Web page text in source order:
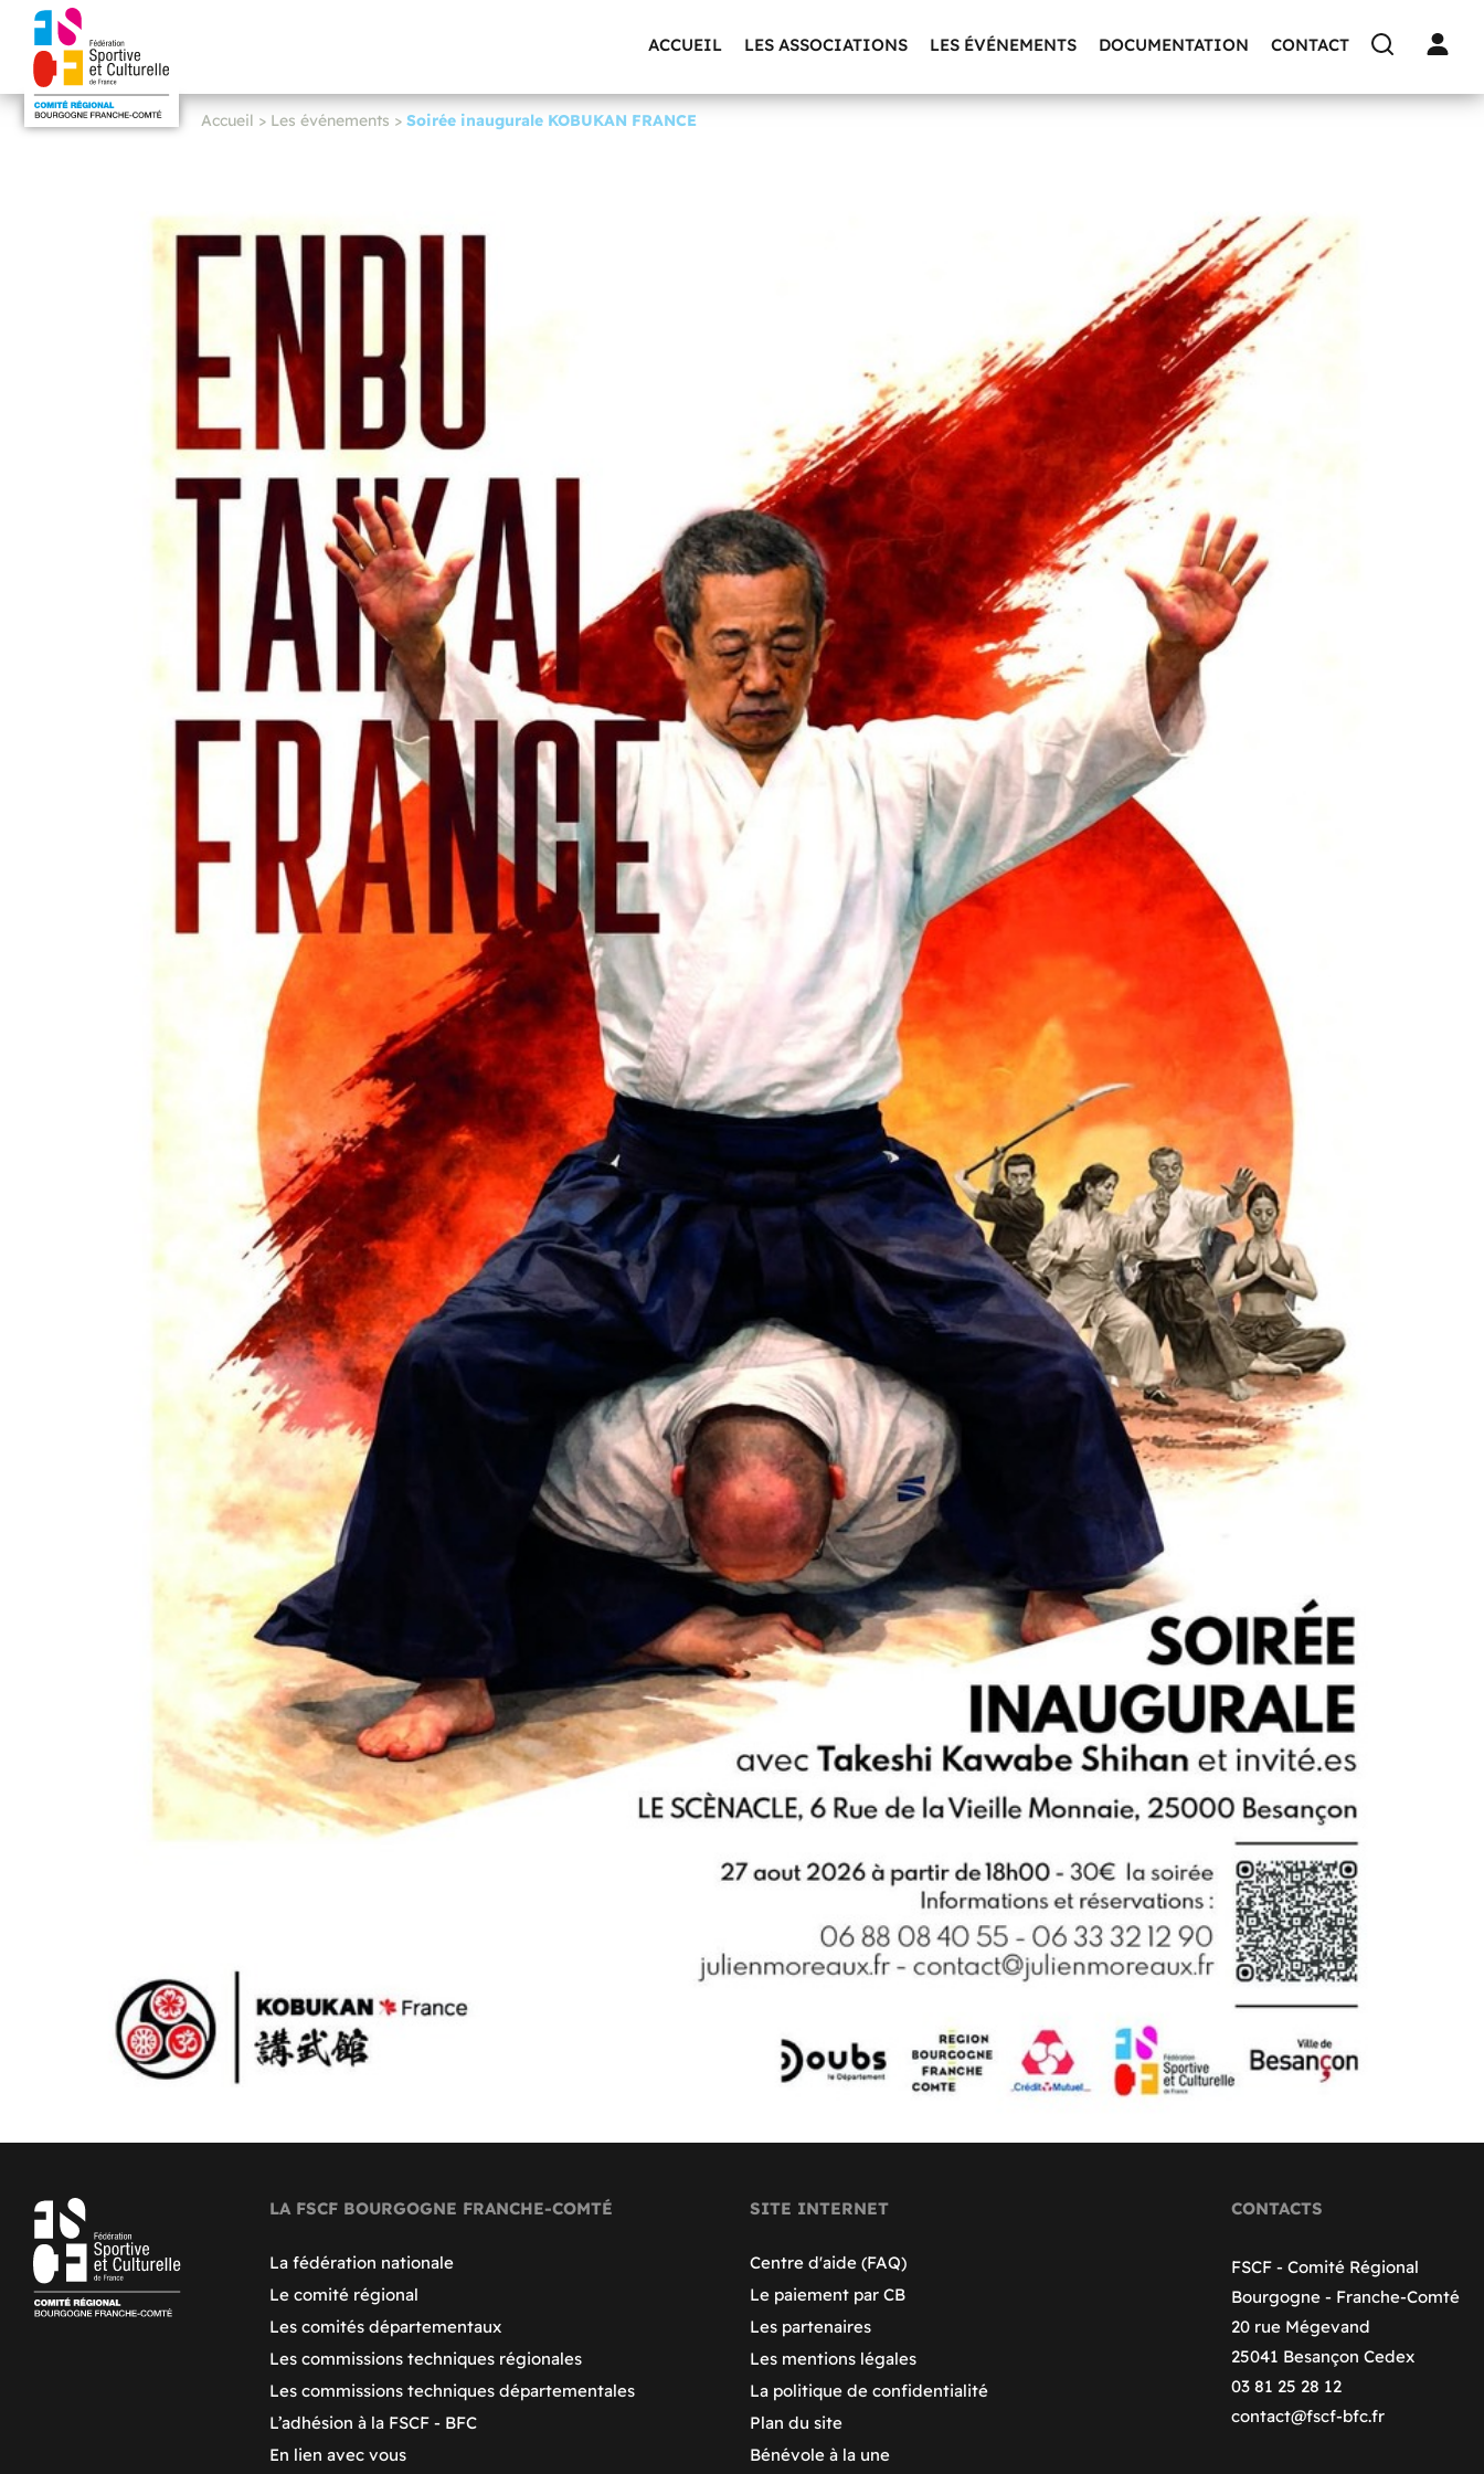
ACCUEIL LES ASSOCIATIONS LES ÉVÉNEMENTS DOCUMENTATION CONTACT
Accueil > Les événements > Soirée inaugurale KOBUKAN FRANCE
LA FSCF BOURGOGNE FRANCHE-COMTÉ
La fédération nationale
Le comité régional
Les comités départementaux
Les commissions techniques régionales
Les commissions techniques départementales
L’adhésion à la FSCF - BFC
En lien avec vous
SITE INTERNET
Centre d'aide (FAQ)
Le paiement par CB
Les partenaires
Les mentions légales
La politique de confidentialité
Plan du site
Bénévole à la une
CONTACTS
FSCF - Comité Régional
Bourgogne - Franche-Comté
20 rue Mégevand
25041 Besançon Cedex
03 81 25 28 12
contact@fscf-bfc.fr